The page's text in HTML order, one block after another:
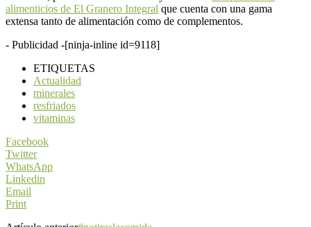
alimenticios de El Granero Integral que cuenta con una gama
extensa tanto de alimentación como de complementos.
- Publicidad -[ninja-inline id=9118]
ETIQUETAS
Actualidad
minerales
resfriados
vitaminas
Facebook
Twitter
WhatsApp
Linkedin
Email
Print